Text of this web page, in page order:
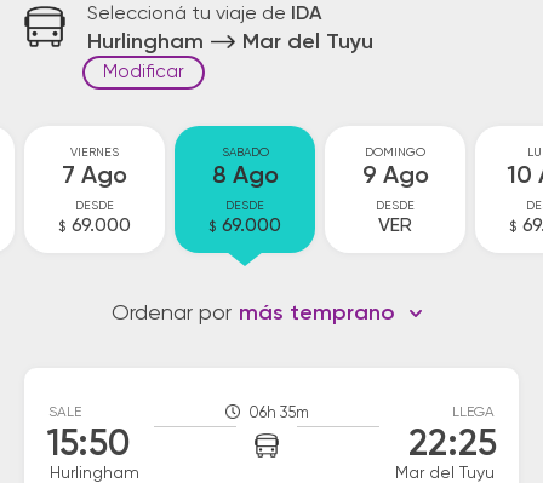
Seleccioná tu viaje de IDA
Hurlingham Mar del Tuyu
Modificar
VIERNES
7 Ago
DESDE
$ 69.000
SABADO
8 Ago
DESDE
$ 69.000
DOMINGO
9 Ago
DESDE
VER
10
$
Ordenar por más temprano
SALE
15:50
Hurlingham
06h 35m LLEGA
22:25
Mar del Tuyu